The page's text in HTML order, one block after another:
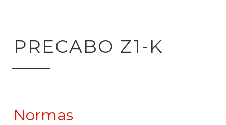
ao buscador de produtos
PRECABO Z1-K
Normas